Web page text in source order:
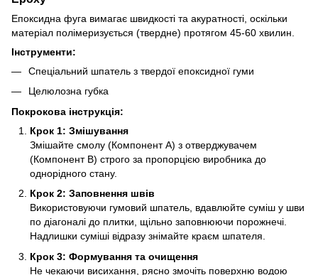
Епоксидна фуга вимагає швидкості та акуратності, оскільки
матеріал полімеризується (твердне) протягом 45-60 хвилин.
Інструменти:
Спеціальний шпатель з твердої епоксидної гуми
Целюлозна губка
Покрокова інструкція:
Крок 1: Змішування
Змішайте смолу (Компонент А) з отверджувачем
(Компонент В) строго за пропорцією виробника до
однорідного стану.
Крок 2: Заповнення швів
Використовуючи гумовий шпатель, вдавлюйте суміш у шви
по діагоналі до плитки, щільно заповнюючи порожнечі.
Надлишки суміші відразу знімайте краєм шпателя.
Крок 3: Формування та очищення
Не чекаючи висихання, рясно змочіть поверхню водою